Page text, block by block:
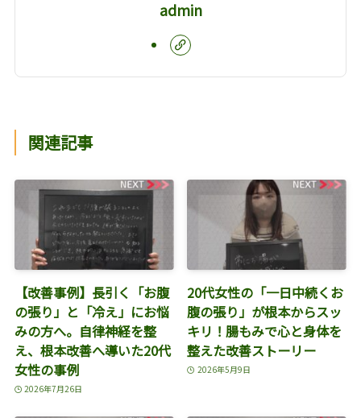
admin
関連記事
【改善事例】長引く「お腹
の張り」と「冷え」にお悩
みの方へ。自律神経を整
え、根本改善へ導いた20代
女性の事例
2026年7月26日
20代女性の「一日中続くお
腹の張り」が根本からスッ
キリ！腸もみで心と身体を
整えた改善ストーリー
2026年5月9日